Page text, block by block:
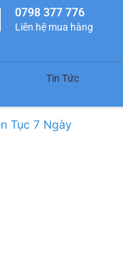
0798 377 776
Liên hệ mua hàng
Tin Tức
Tục 7 Ngày